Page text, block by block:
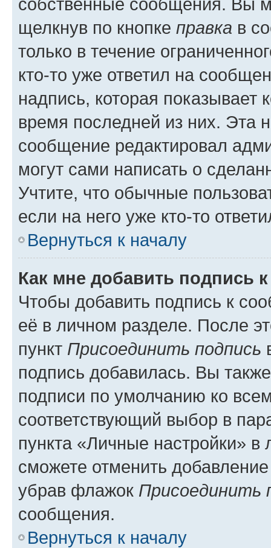
щелкнув по кнопке правка в
только в течение
кто-то уже ответил на
надпись, которая показывает
время последней из них. Эта
сообщение редактировал
могут сами написать о
Учтите, что обычные
если на него уже кто-то
Вернуться к началу
Как мне добавить подпись
Чтобы добавить подпись к
её в личном разделе. После
пункт Присоединить подпись
подпись добавилась. Вы
подписи по умолчанию ко
соответствующий выбор в
пункта «Личные настройки»
сможете отменить
убрав флажок Присоединить
сообщения.
Вернуться к началу